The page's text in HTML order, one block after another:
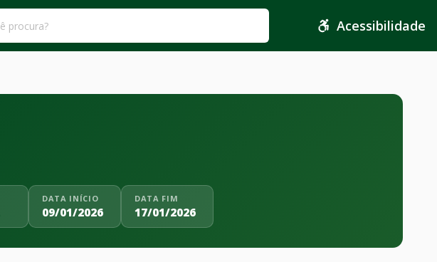
Acessibilidade
DATA INÍCIO
09/01/2026
DATA FIM
17/01/2026